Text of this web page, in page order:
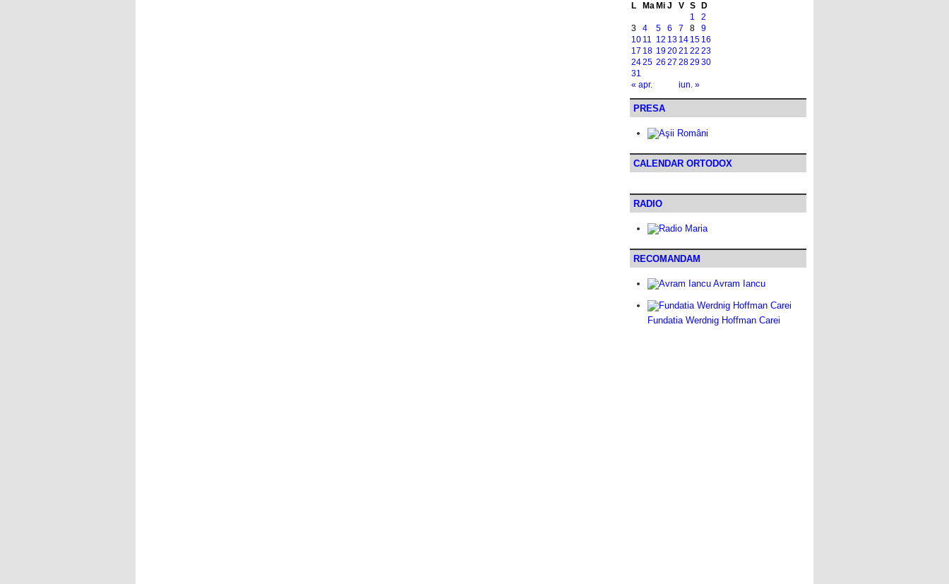
L
Ma Mi J V S D
« apr. iun. »
1
2
3
4 5 6 7 8
9
10 11 12 13 14 15 16
17 18 192021 22 23
2425 26 27 282930
31
PRESA
CALENDAR ORTODOX
RADIO
RECOMANDAM
Avram Iancu
Fundatia Werdnig Hoffman Carei